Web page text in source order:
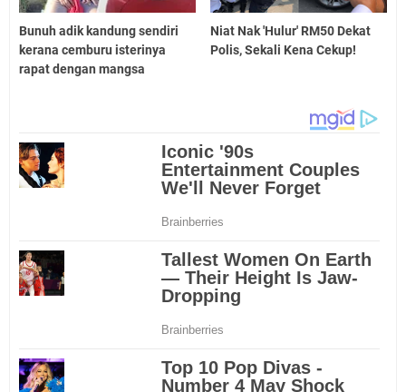
Bunuh adik kandung sendiri
kerana cemburu isterinya
rapat dengan mangsa
Niat Nak 'Hulur' RM50 Dekat
Polis, Sekali Kena Cekup!